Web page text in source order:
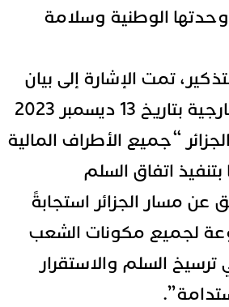
الوطنية وسلامة
تمت الإشارة إلى بيان
وزارة الشؤون الخارجية بتاريخ 13 ديسمبر 2023
“جميع الأطراف المالية
اتفاق السلم
مسار الجزائر استجابةً
لجميع مكونات الشعب
السلم والاستقرار